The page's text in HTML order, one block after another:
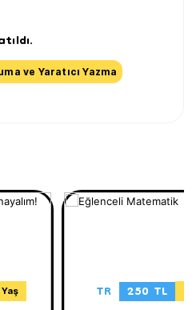
ve Yaratıcı Yazma
TR 250 TL